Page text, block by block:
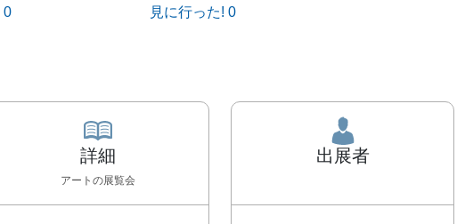
0 見に行った! 0
詳細
アート の展覧会
出展者